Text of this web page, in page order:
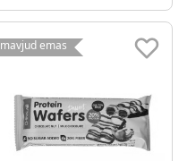
mavjud emas